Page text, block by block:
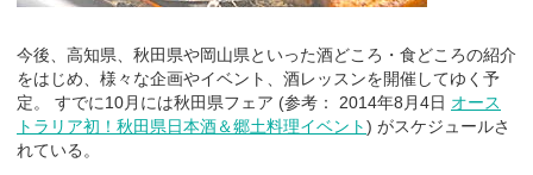
今後、高知県、秋田県や岡山県といった酒どころ・食どころの紹介
をはじめ、様々な企画やイベント、酒レッスンを開催してゆく予
定。 すでに10月には秋田県フェア (参考： 2014年8月4日 オース
トラリア初！秋田県日本酒＆郷土料理イベント) がスケジュールさ
れている。